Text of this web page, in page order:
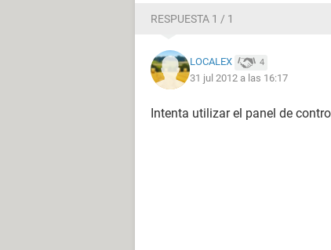
RESPUESTA 1 / 1
LOCALEX 4
31 jul 2012 a las 16:17
Intenta utilizar el panel de